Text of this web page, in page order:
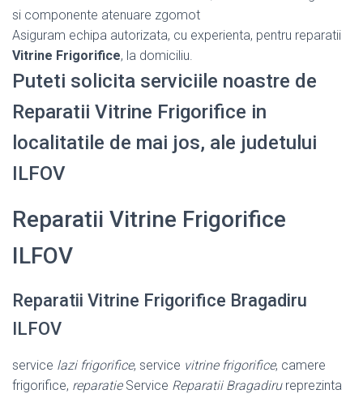
si componente atenuare zgomot
Asiguram echipa autorizata, cu experienta, pentru reparatii
Vitrine Frigorifice, la domiciliu.
Puteti solicita serviciile noastre de
Reparatii Vitrine Frigorifice in
localitatile de mai jos, ale judetului
ILFOV
Reparatii Vitrine Frigorifice
ILFOV
Reparatii Vitrine Frigorifice Bragadiru
ILFOV
service lazi frigorifice, service vitrine frigorifice, camere
frigorifice, reparatieService Reparatii Bragadirureprezinta